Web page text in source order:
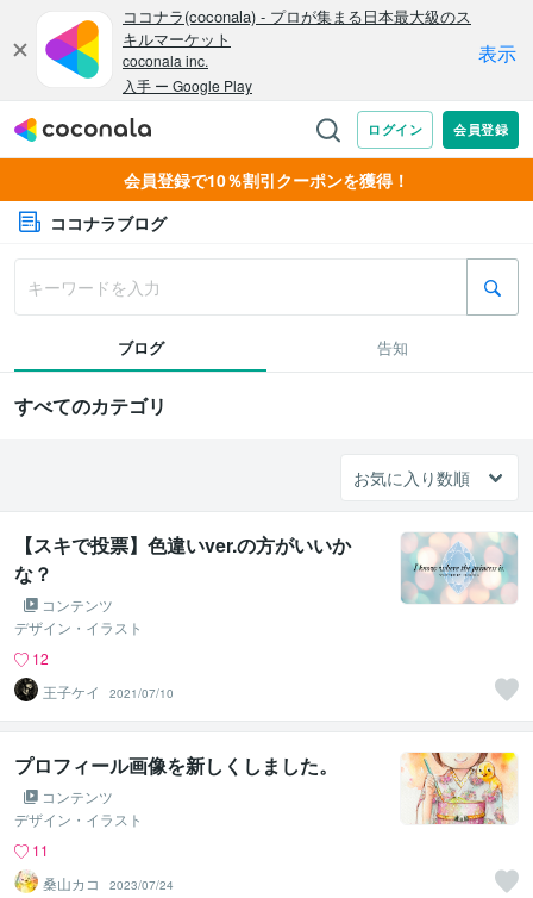
会員登録で10％割引クーポンを獲得！
ココナラブログ
ブログ 告知
すべてのカテゴリ
【スキで投票】色違いver.の方がいいか
な？
コンテンツ
デザイン・イラスト
12
王子ケイ
2021/07/10
プロフィール画像を新しくしました。
コンテンツ
デザイン・イラスト
11
桑山カコ
2023/07/24